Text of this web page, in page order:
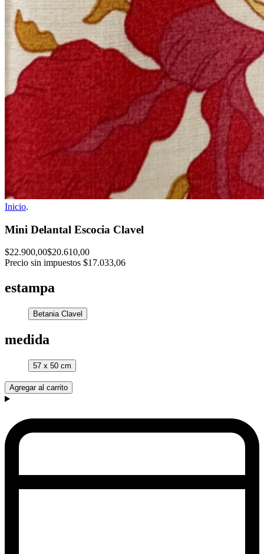
Inicio.
Mini Delantal Escocia Clavel
$22.900,00$20.610,00
Precio sin impuestos $17.033,06
estampa
Betania Clavel
medida
57 x 50 cm
Agregar al carrito